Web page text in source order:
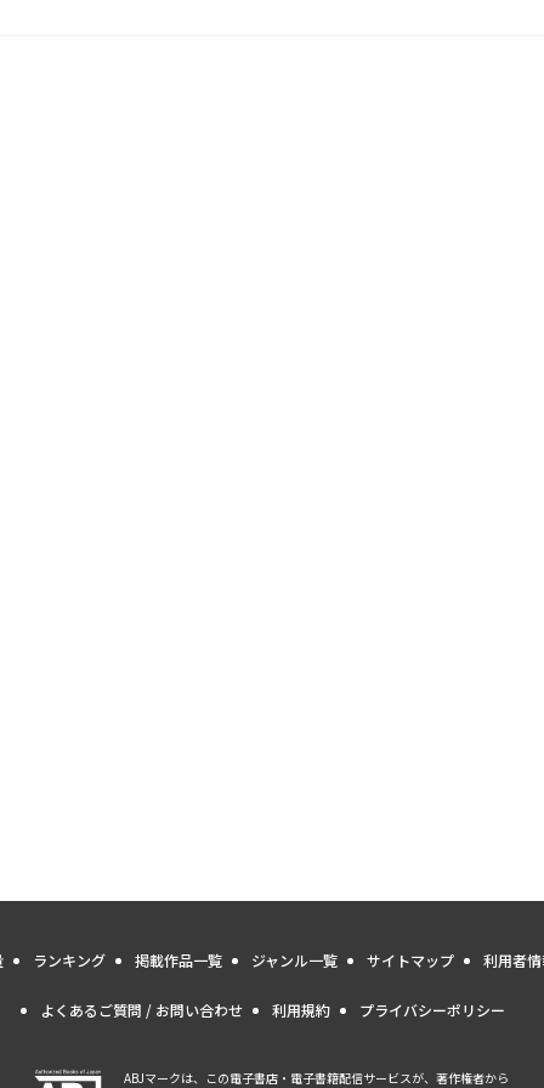
ランキング 掲載作品一覧 ジャンル一覧 サイトマップ 利用者
よくあるご質問 / お問い合わせ 利用規約 プライバシーポリシー
ABJマークは、この電子書店・電子書籍配信サービスが、著作権者から